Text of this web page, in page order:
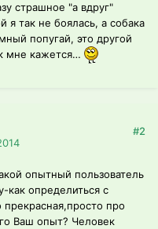
страшное "а вдруг"
я так не боялась, а собака
попугай, это другой
мне кажется…
#2
опытный пользователь
как определиться с
про
Ваш опыт? Человек